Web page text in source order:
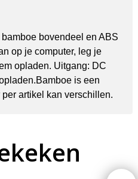
bovendeel en ABS
op je computer, leg je
opladen. Uitgang: DC
is een
artikel kan verschillen.